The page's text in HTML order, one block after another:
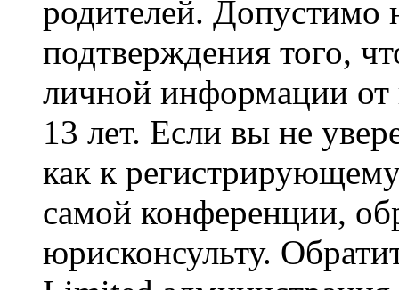
родителей. Допустимо
подтверждения того,
личной информации
13 лет. Если вы не
как к
самой конференции,
юрисконсульту.